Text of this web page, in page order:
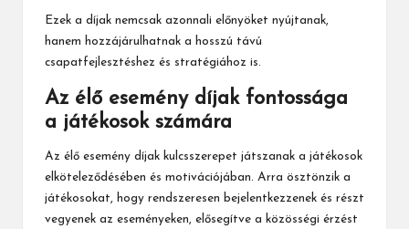
Ezek a díjak nemcsak azonnali előnyöket nyújtanak,
hanem hozzájárulhatnak a hosszú távú
csapatfejlesztéshez és stratégiához is.
Az élő esemény díjak fontossága
a játékosok számára
Az élő esemény díjak kulcsszerepet játszanak a játékosok
elköteleződésében és motivációjában. Arra ösztönzik a
játékosokat, hogy rendszeresen bejelentkezzenek és részt
vegyenek az eseményeken, elősegítve a közösségi érzést